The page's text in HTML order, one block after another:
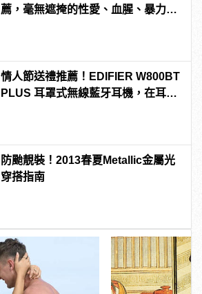
薦，毫無遮掩的性愛、血腥、暴力、
情人節送禮推薦！EDIFIER W800BT
PLUS 耳罩式無線藍牙耳機，在耳邊
防颱靚裝！2013春夏Metallic金屬光
穿搭指南